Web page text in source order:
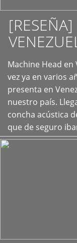
Machine Head en
vez ya en varios
presenta en
nuestro país.
concha acústica
que de seguro